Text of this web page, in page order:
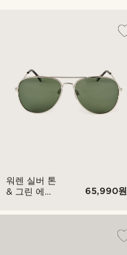
워렌 실버 톤
& 그린 에비
타 선글라스
65,990원